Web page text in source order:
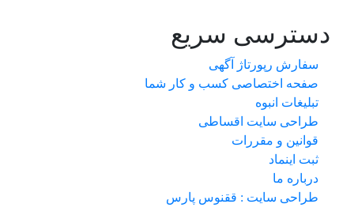
دسترسی سریع
سفارش رپورتاژ آگهی
صفحه اختصاصی کسب و کار شما
تبلیغات انبوه
طراحی سایت اقساطی
قوانین و مقررات
ثبت اینماد
درباره ما
طراحی سایت : ققنوس پارس